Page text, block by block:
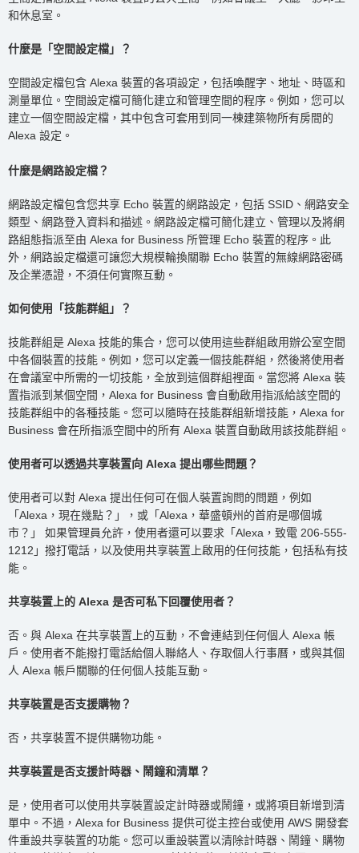
和休息室。
什麼是「空間設定檔」？
空間設定檔包含 Alexa 裝置的各項設定，包括喚醒字、地址、時區和
測量單位。空間設定檔可簡化建立和管理空間的程序。例如，您可以
建立一個空間設定檔，其中包含可套用到同一棟建築物所有房間的
Alexa 設定。
什麼是網路設定檔？
網路設定檔包含您共享 Echo 裝置的網路設定，包括 SSID、網路安全
類型、網路登入資料和描述。網路設定檔可簡化建立、管理以及將網
路組態指派至由 Alexa for Business 所管理 Echo 裝置的程序。此
外，網路設定檔還可讓您大規模輪換關聯 Echo 裝置的無線網路密碼
及企業憑證，不須任何實際互動。
如何使用「技能群組」？
技能群組是 Alexa 技能的集合，您可以使用這些群組啟用辦公室空間
中各個裝置的技能。例如，您可以定義一個技能群組，然後將使用者
在會議室中所需的一切技能，全放到這個群組裡面。當您將 Alexa 裝
置指派到某個空間，Alexa for Business 會自動啟用指派給該空間的
技能群組中的各種技能。您可以隨時在技能群組新增技能，Alexa for
Business 會在所指派空間中的所有 Alexa 裝置自動啟用該技能群組。
使用者可以透過共享裝置向 Alexa 提出哪些問題？
使用者可以對 Alexa 提出任何可在個人裝置詢問的問題，例如
「Alexa，現在幾點？」，或「Alexa，華盛頓州的首府是哪個城
市？」 如果管理員允許，使用者還可以要求「Alexa，致電 206-555-
1212」撥打電話，以及使用共享裝置上啟用的任何技能，包括私有技
能。
共享裝置上的 Alexa 是否可私下回覆使用者？
否。與 Alexa 在共享裝置上的互動，不會連結到任何個人 Alexa 帳
戶。使用者不能撥打電話給個人聯絡人、存取個人行事曆，或與其個
人 Alexa 帳戶關聯的任何個人技能互動。
共享裝置是否支援購物？
否，共享裝置不提供購物功能。
共享裝置是否支援計時器、鬧鐘和清單？
是，使用者可以使用共享裝置設定計時器或鬧鐘，或將項目新增到清
單中。不過，Alexa for Business 提供可從主控台或使用 AWS 開發套
件重設共享裝置的功能。您可以重設裝置以清除計時器、鬧鐘、購物